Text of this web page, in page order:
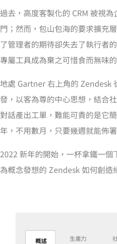
過去，高度客製化的 CRM 被視
門；然而，包山包海的要求擴充
了管理者的期待卻失去了執行者
專屬工具成為棄之可惜食而無味
地處 Gartner 右上角的 Zendesk
發，以客為尊的中心思想，結合
對話產出工單，難能可貴的是它
年，不用數月，只要幾週就能佈
2022 新年的開始，一杯拿鐵一個
為概念發想的 Zendesk 如何創造